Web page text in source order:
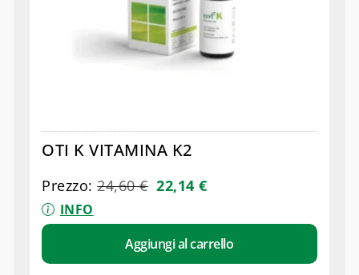
OTI K VITAMINA K2
Prezzo:24,60€ 22,14€
INFO
Aggiungi al carrello